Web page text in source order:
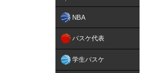
NBA
バスケ代表
学生バスケ